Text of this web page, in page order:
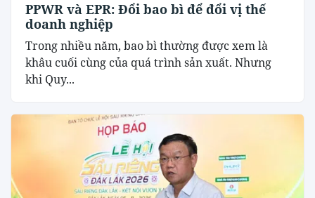
PPWR và EPR: Đổi bao bì để đổi vị thế
doanh nghiệp
Trong nhiều năm, bao bì thường được xem là
khâu cuối cùng của quá trình sản xuất. Nhưng
khi Quy...